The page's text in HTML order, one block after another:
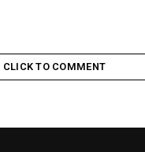
CLICK TO COMMENT